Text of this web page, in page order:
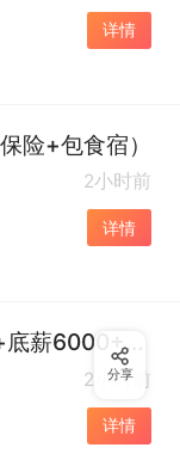
详情
险+包食宿）
2小时前
详情
锂电池厂家业务经理（出差工作+底薪6000+高提成+补助）
2小时前
详情
分享